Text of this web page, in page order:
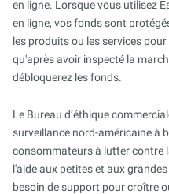
en ligne. Lorsque vous utilisez
en ligne, vos fonds sont
les produits ou les services
qu'après avoir inspecté la
débloquerez les fonds.
Le Bureau d’éthique
surveillance nord-américaine à
consommateurs à lutter contre
l'aide aux petites et aux
besoin de support pour croître